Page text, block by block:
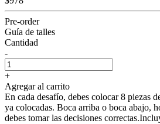
Pre-order
Guía de talles
Cantidad
-
+
Agregar al carrito
En cada desafío, debes colocar 8 piezas
ya colocadas. Boca arriba o boca abajo,
debes tomar las decisiones